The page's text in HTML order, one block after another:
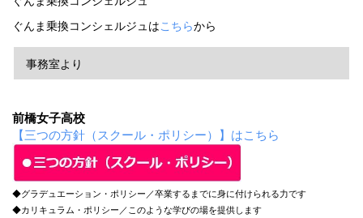
ぐんま乗換コンシェルジュはこちらから
事務室より
前橋女子高校
【三つの方針（スクール・ポリシー）】はこちら
◆グラデュエーション・ポリシー／卒業するまでに身に付けられる力です
◆カリキュラム・ポリシー／このような学びの場を提供します